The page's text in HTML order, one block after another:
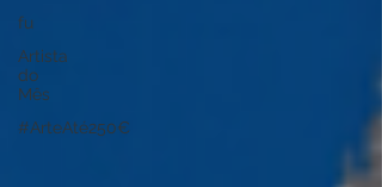
fu
Artista
do
Mês
#ArteAté250€